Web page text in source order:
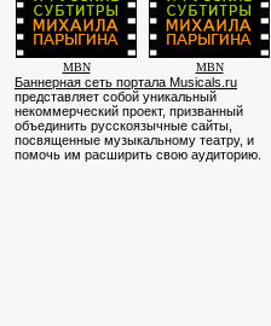
MBN MBN
Баннерная сеть портала Musicals.ru
представляет собой уникальный
некоммерческий проект, призванный
объединить русскоязычные сайты,
посвященные музыкальному театру, и
помочь им расширить свою аудиторию.